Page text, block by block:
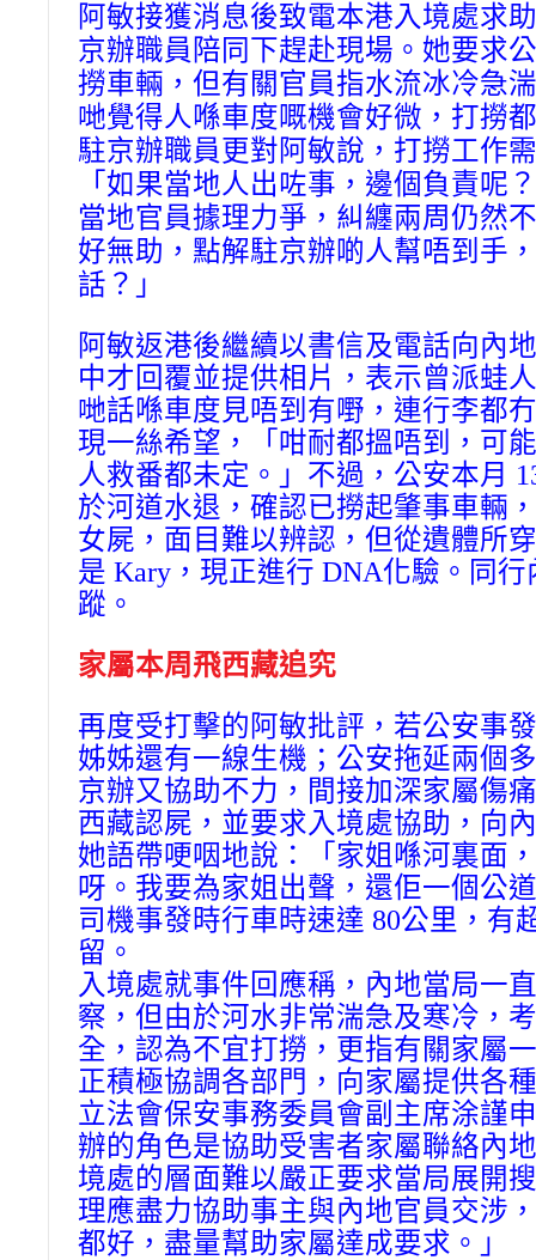
阿敏接獲消息後致電本港入境處求
京辦職員陪同下趕赴現場。她要求
撈車輛，但有關官員指水流冰冷急
哋覺得人喺車度嘅機會好微，打撈
駐京辦職員更對阿敏說，打撈工作
「如果當地人出咗事，邊個負責呢
當地官員據理力爭，糾纏兩周仍然
好無助，點解駐京辦啲人幫唔到手
話？」
阿敏返港後繼續以書信及電話向內
中才回覆並提供相片，表示曾派蛙
哋話喺車度見唔到有嘢，連行李都
現一絲希望，「咁耐都搵唔到，可
人救番都未定。」不過，公安本月
於河道水退，確認已撈起肇事車輛
女屍，面目難以辨認，但從遺體所
是 Kary，現正進行 DNA化驗。同
蹤。
家屬本周飛西藏追究
再度受打擊的阿敏批評，若公安事
姊姊還有一線生機；公安拖延兩個
京辦又協助不力，間接加深家屬傷
西藏認屍，並要求入境處協助，向
她語帶哽咽地說：「家姐喺河裏面
呀。我要為家姐出聲，還佢一個公
司機事發時行車時速達 80公里，有
留。
入境處就事件回應稱，內地當局一
察，但由於河水非常湍急及寒冷，
全，認為不宜打撈，更指有關家屬
正積極協調各部門，向家屬提供各
立法會保安事務委員會副主席涂謹
辦的角色是協助受害者家屬聯絡內
境處的層面難以嚴正要求當局展開
理應盡力協助事主與內地官員交涉
都好，盡量幫助家屬達成要求。」